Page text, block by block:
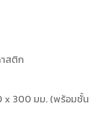
สติก
x 300 มม. (พร้อมชั้น